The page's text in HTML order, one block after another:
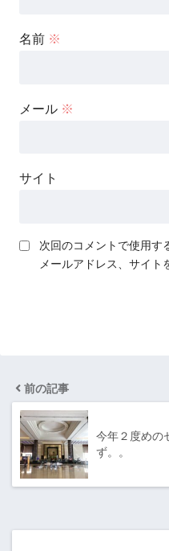
名前 ※
メール ※
サイト
次回のコメントで使用す
メールアドレス、サイト
前の記事
今年２度めの
ず。。